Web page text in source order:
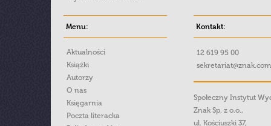
Menu:
Aktualności
Książki
Autorzy
O nas
Księgarnia
Poczta literacka
Kontakt:
12 619 95 00
Społeczny Instytut
Znak Sp. z o.o.,
ul. Kościuszki 37,